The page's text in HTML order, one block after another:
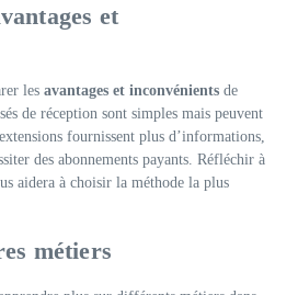
et
les avantages et inconvénients de
de réception sont simples mais peuvent
fournissent plus d’informations,
des abonnements payants. Réfléchir à
aidera à choisir la méthode la plus
métiers